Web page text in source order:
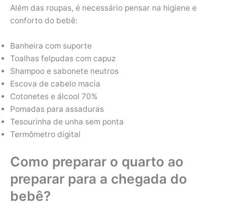
Além das roupas, é necessário pensar na higiene e
conforto do bebê:
Banheira com suporte
Toalhas felpudas com capuz
Shampoo e sabonete neutros
Escova de cabelo macia
Cotonetes e álcool 70%
Pomadas para assaduras
Tesourinha de unha sem ponta
Termômetro digital
Como preparar o quarto ao
preparar para a chegada do
bebê?